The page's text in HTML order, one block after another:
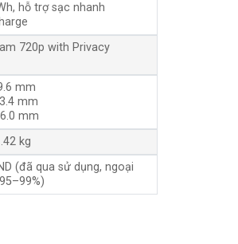
hỗ trợ sạc nhanh
720p with Privacy
mm
mm
mm
kg
(đã qua sử dụng, ngoại